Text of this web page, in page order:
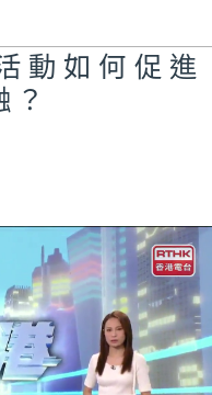
廢新市場，助大眾
在日常輕鬆減廢
的校園文化！
第1074集 木匠鑽
研傳統榫卯，賦予
木頭第二次生命
動如何促進